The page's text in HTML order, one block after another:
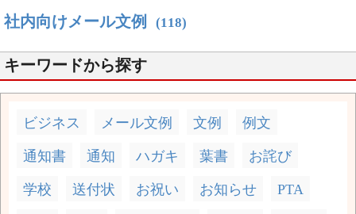
社内向けメール文例 (118)
キーワードから探す
ビジネス メール文例 文例 例文
通知書 通知 ハガキ 葉書 お詫び
学校 送付状 お祝い お知らせ PTA